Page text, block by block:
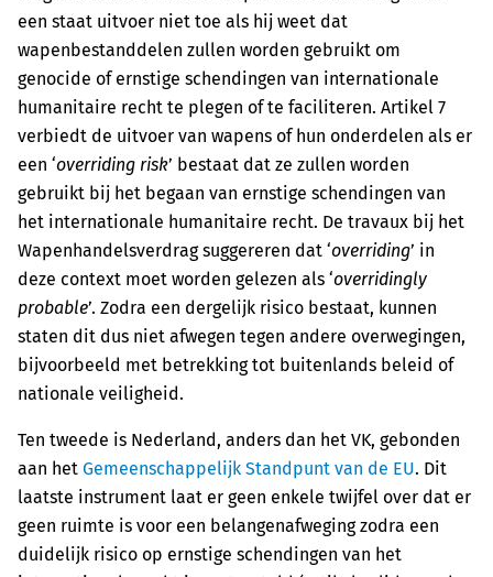
een staat uitvoer niet toe als hij weet dat
wapenbestanddelen zullen worden gebruikt om
genocide of ernstige schendingen van internationale
humanitaire recht te plegen of te faciliteren. Artikel 7
verbiedt de uitvoer van wapens of hun onderdelen als er
een ‘overriding risk’ bestaat dat ze zullen worden
gebruikt bij het begaan van ernstige schendingen van
het internationale humanitaire recht. De travaux bij het
Wapenhandelsverdrag suggereren dat ‘overriding’ in
deze context moet worden gelezen als ‘overridingly
probable’. Zodra een dergelijk risico bestaat, kunnen
staten dit dus niet afwegen tegen andere overwegingen,
bijvoorbeeld met betrekking tot buitenlands beleid of
nationale veiligheid.
Ten tweede is Nederland, anders dan het VK, gebonden
aan het Gemeenschappelijk Standpunt van de EU. Dit
laatste instrument laat er geen enkele twijfel over dat er
geen ruimte is voor een belangenafweging zodra een
duidelijk risico op ernstige schendingen van het